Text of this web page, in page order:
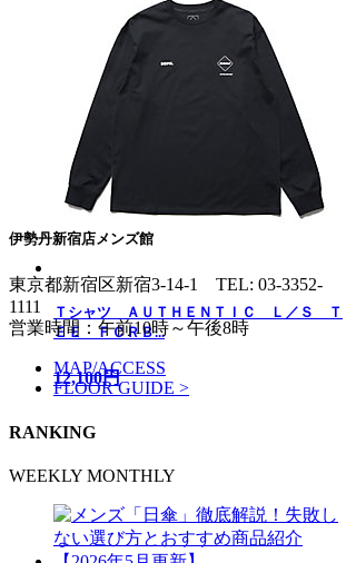
Ｔシャツ ＡＵＴＨＥＮＴＩＣ Ｌ／Ｓ Ｔ
ＥＥ ＦＣＲＢ...
12,100円
伊勢丹新宿店メンズ館
東京都新宿区新宿3-14-1 TEL: 03-3352-
1111
営業時間：午前10時～午後8時
MAP/ACCESS
FLOOR GUIDE >
RANKING
WEEKLY MONTHLY